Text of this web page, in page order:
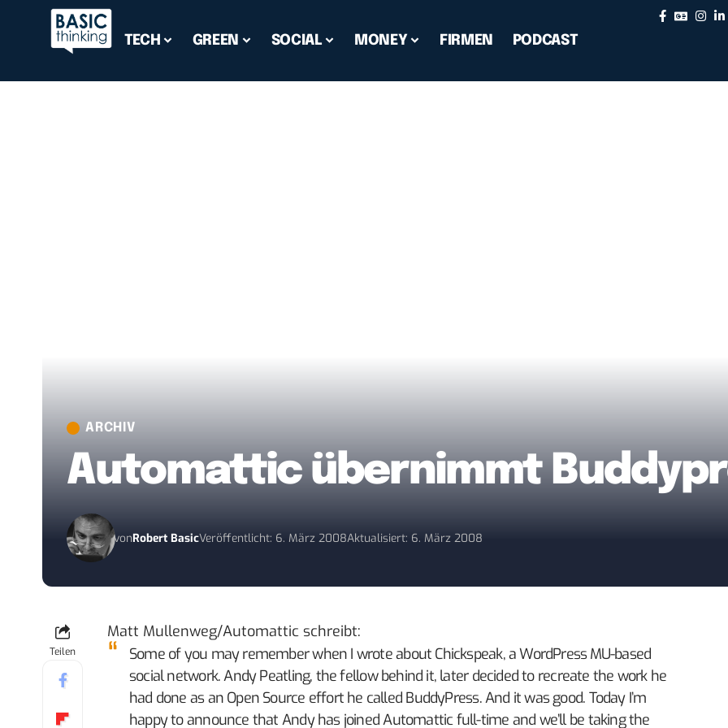
TECH GREEN SOCIAL MONEY FIRMEN PODCAST
ARCHIV
Automattic übernimmt
vonRobert BasicVeröffentlicht: 6. März 2008Aktualisiert: 6. März 2008
Teilen
Matt Mullenweg/Automattic schreibt:
Some of you may remember when I wrote about Chickspeak, aWordPress MU-based
social network. Andy Peatling, the fellow behind it, later decided to recreate the work he
had done as an Open Source effort he called BuddyPress. And it was good. Today I’m
happy to announce that Andyhas joined Automattic full-time and we’ll be taking the